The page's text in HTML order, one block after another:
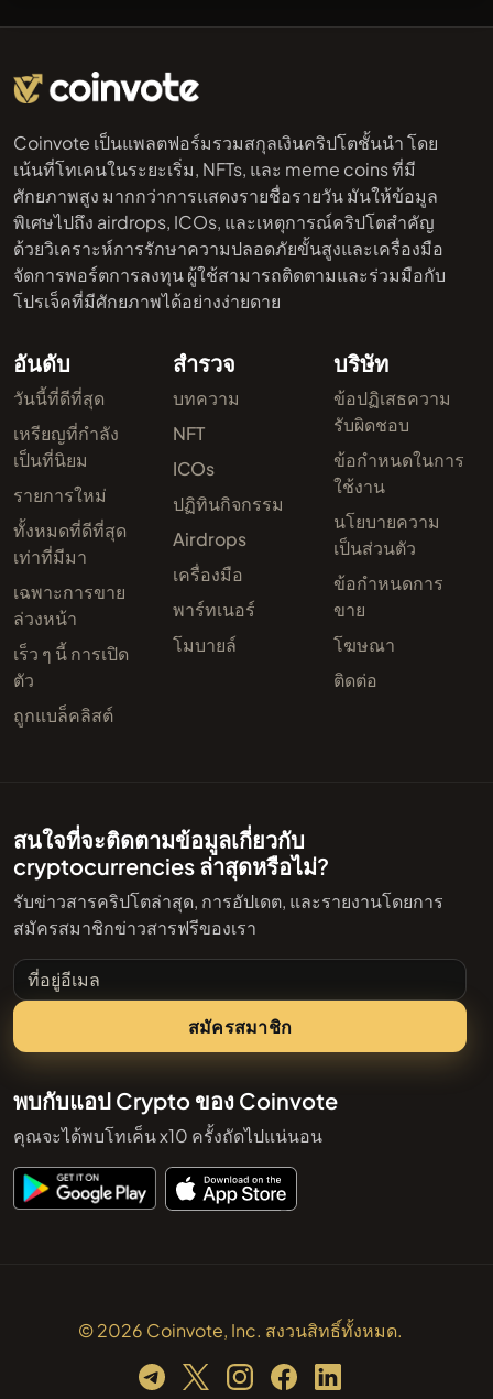
Coinvote เป็นแพลตฟอร์มรวมสกุลเงินคริปโตชั้นนำ โดย
เน้นที่โทเคนในระยะเริ่ม, NFTs, และ meme coins ที่มี
ศักยภาพสูง มากกว่าการแสดงรายชื่อรายวัน มันให้ข้อมูล
พิเศษไปถึง airdrops, ICOs, และเหตุการณ์คริปโตสำคัญ
ด้วยวิเคราะห์การรักษาความปลอดภัยขั้นสูงและเครื่องมือ
จัดการพอร์ตการลงทุน ผู้ใช้สามารถติดตามและร่วมมือกับ
โปรเจ็คที่มีศักยภาพได้อย่างง่ายดาย
อันดับ
วันนี้ที่ดีที่สุด
เหรียญที่กำลัง
เป็นที่นิยม
รายการใหม่
ทั้งหมดที่ดีที่สุด
เท่าที่มีมา
เฉพาะการขาย
ล่วงหน้า
เร็ว ๆ นี้ การเปิด
ตัว
ถูกแบล็คลิสต์
สำรวจ
บทความ
NFT
ICOs
ปฏิทินกิจกรรม
Airdrops
เครื่องมือ
พาร์ทเนอร์
โมบายล์
บริษัท
ข้อปฏิเสธความ
รับผิดชอบ
ข้อกำหนดในการ
ใช้งาน
นโยบายความ
เป็นส่วนตัว
ข้อกำหนดการ
ขาย
โฆษณา
ติดต่อ
สนใจที่จะติดตามข้อมูลเกี่ยวกับ
cryptocurrencies ล่าสุดหรือไม่?
รับข่าวสารคริปโตล่าสุด, การอัปเดต, และรายงานโดยการ
สมัครสมาชิกข่าวสารฟรีของเรา
ที่อยู่อีเมล
สมัครสมาชิก
พบกับแอป Crypto ของ Coinvote
คุณจะได้พบโทเค็น x10 ครั้งถัดไปแน่นอน
© 2026 Coinvote, Inc. สงวนสิทธิ์ทั้งหมด.